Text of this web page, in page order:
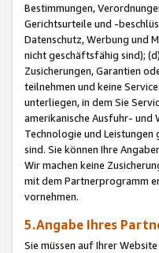
Bestimmungen,
Gerichtsurteile und -
Datenschutz, Werbung und
nicht geschäftsfähig sind);
Zusicherungen, Garantien
teilnehmen und keine
unterliegen, in dem Sie
amerikanische Ausfuhr- und
Technologie und
sind. Sie können Ihre
Wir machen keine
mit dem Partnerprogramm
vornehmen.
5.Angabe Ihres
Sie müssen auf Ihrer